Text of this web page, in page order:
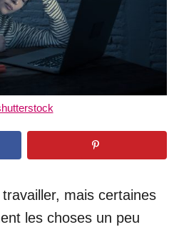
mais certaines
les choses un peu